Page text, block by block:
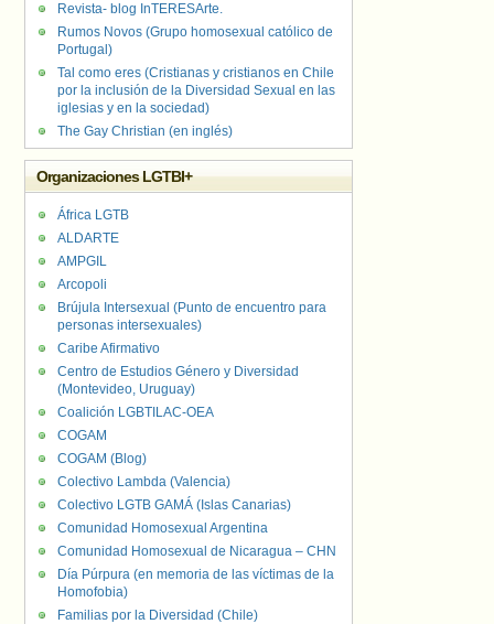
Revista- blog InTERESArte.
Rumos Novos (Grupo homosexual católico de
Portugal)
Tal como eres (Cristianas y cristianos en Chile
por la inclusión de la Diversidad Sexual en las
iglesias y en la sociedad)
The Gay Christian (en inglés)
Organizaciones LGTBI+
África LGTB
ALDARTE
AMPGIL
Arcopoli
Brújula Intersexual (Punto de encuentro para
personas intersexuales)
Caribe Afirmativo
Centro de Estudios Género y Diversidad
(Montevideo, Uruguay)
Coalición LGBTILAC-OEA
COGAM
COGAM (Blog)
Colectivo Lambda (Valencia)
Colectivo LGTB GAMÁ (Islas Canarias)
Comunidad Homosexual Argentina
Comunidad Homosexual de Nicaragua – CHN
Día Púrpura (en memoria de las víctimas de la
Homofobia)
Familias por la Diversidad (Chile)